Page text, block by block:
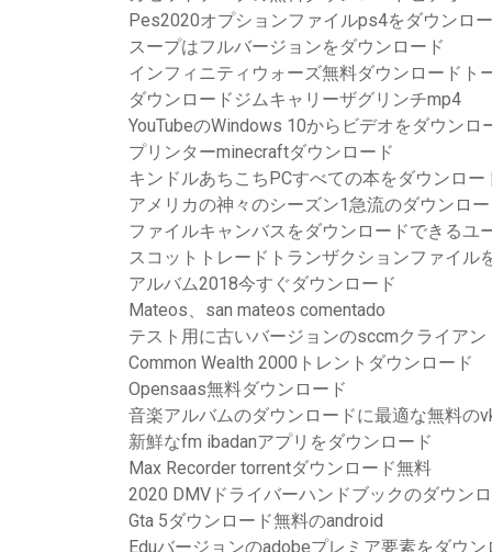
Pes2020オプションファイルps4をダウンロ
スープはフルバージョンをダウンロード
インフィニティウォーズ無料ダウンロードト
ダウンロードジムキャリーザグリンチmp4
YouTubeのWindows 10からビデオをダウンロ
プリンターminecraftダウンロード
キンドルあちこちPCすべての本をダウンロ
アメリカの神々のシーズン1急流のダウンロ
ファイルキャンバスをダウンロードできるユ
スコットトレードトランザクションファイル
アルバム2018今すぐダウンロード
Mateos、san mateos comentado
テスト用に古いバージョンのsccmクライア
Common Wealth 2000トレントダウンロード
Opensaas無料ダウンロード
音楽アルバムのダウンロードに最適な無料の
新鮮なfm ibadanアプリをダウンロード
Max Recorder torrentダウンロード無料
2020 DMVドライバーハンドブックのダウン
Gta 5ダウンロード無料のandroid
Eduバージョンのadobeプレミア要素をダウン